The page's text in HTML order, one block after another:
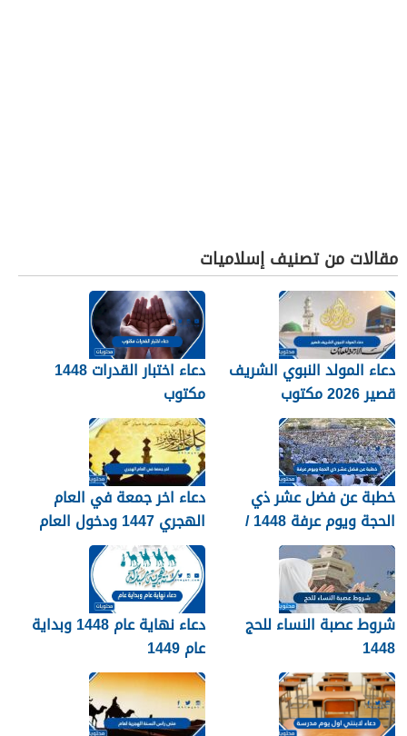
مقالات من تصنيف إسلاميات
دعاء المولد النبوي الشريف
قصير 2026 مكتوب
دعاء اختبار القدرات 1448
مكتوب
خطبة عن فضل عشر ذي
الحجة ويوم عرفة 1448 /
2026
دعاء اخر جمعة في العام
الهجري 1447 ودخول العام
الجديد 1448
شروط عصبة النساء للحج
1448
دعاء نهاية عام 1448 وبداية
عام 1449